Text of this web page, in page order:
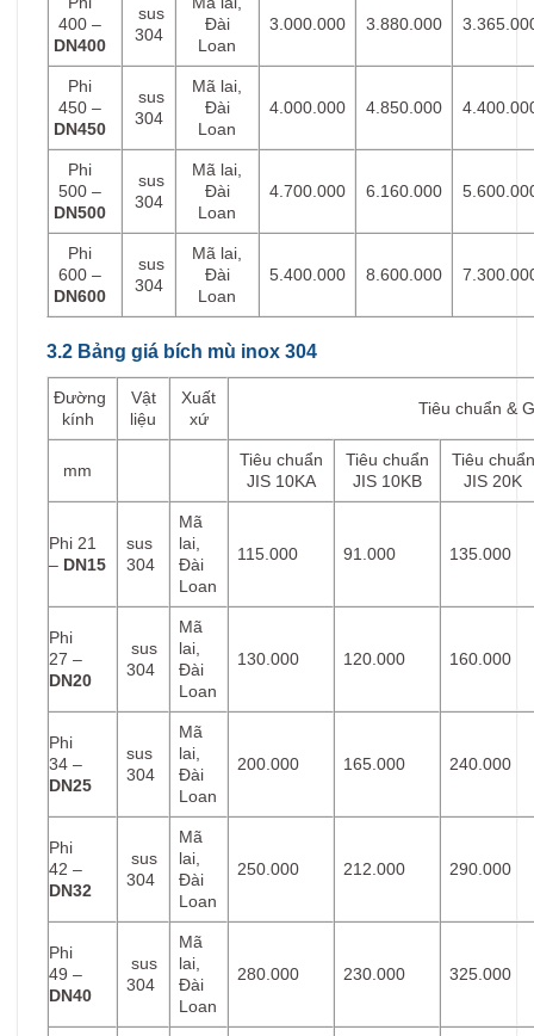
400 –
DN400
sus
304
Đài
Loan
3.000.000 3.880.000
Phi
450 –
DN450
sus
304
Mã lai,
Đài
Loan
4.000.000 4.850.000
Phi
500 –
DN500
sus
304
Mã lai,
Đài
Loan
4.700.000 6.160.000
Phi
600 –
DN600
sus
304
Mã lai,
Đài
Loan
5.400.000 8.600.000
3.2 Bảng giá bích mù inox 304
Đường
kính
Vật
liệu
Xuất
xứ
Tiêu chuẩn &
mm
Tiêu chuẩn
JIS 10KA
Tiêu chuẩn
JIS 10KB
Tiêu chuẩn
JIS 20K
Phi 21
– DN15
sus
304
Mã
lai,
Đài
Loan
115.000 91.000 135.000
Phi
27 –
DN20
sus
304
Mã
lai,
Đài
Loan
130.000 120.000 160.000
Phi
34 –
DN25
sus
304
Mã
lai,
Đài
Loan
200.000 165.000 240.000
Phi
42 –
DN32
sus
304
Mã
lai,
Đài
Loan
250.000 212.000 290.000
Phi
49 –
DN40
sus
304
Mã
lai,
Đài
Loan
280.000 230.000 325.000